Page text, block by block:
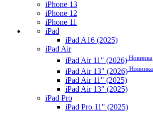
iPhone 13
iPhone 12
iPhone 11
iPad
iPad A16 (2025)
iPad Air
iPad Air 11" (2026) Новинка
iPad Air 13" (2026) Новинка
iPad Air 11" (2025)
iPad Air 13" (2025)
iPad Pro
iPad Pro 11" (2025)